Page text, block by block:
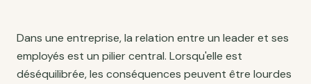
Dans une entreprise, la relation entre un leader et ses
employés est un pilier central. Lorsqu'elle est
déséquilibrée, les conséquences peuvent être lourdes